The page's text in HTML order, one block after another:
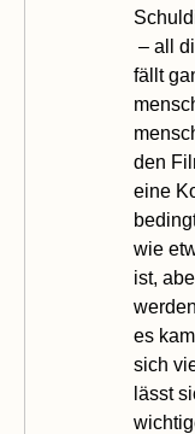
– all
fällt
den
eine
wie
ist,
es
sich
lässt